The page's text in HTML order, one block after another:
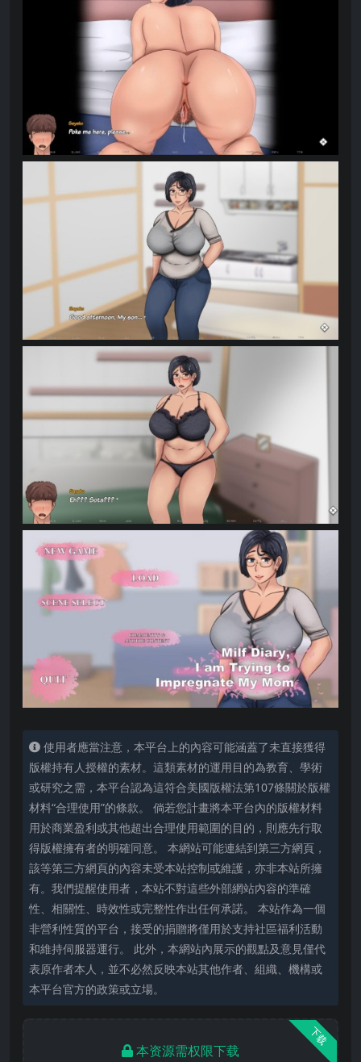
使用者應當注意，本平台上的內容可能涵蓋了未直接獲得
版權持有人授權的素材。這類素材的運用目的為教育、學術
或研究之需，本平台認為這符合美國版權法第107條關於版權
材料“合理使用”的條款。 倘若您計畫將本平台內的版權材料
用於商業盈利或其他超出合理使用範圍的目的，則應先行取
得版權擁有者的明確同意。 本網站可能連結到第三方網頁，
該等第三方網頁的內容未受本站控制或維護，亦非本站所擁
有。我們提醒使用者，本站不對這些外部網站內容的準確
性、相關性、時效性或完整性作出任何承諾。 本站作為一個
非營利性質的平台，接受的捐贈將僅用於支持社區福利活動
和維持伺服器運行。 此外，本網站內展示的觀點及意見僅代
表原作者本人，並不必然反映本站其他作者、組織、機構或
本平台官方的政策或立場。
下载
本资源需权限下载